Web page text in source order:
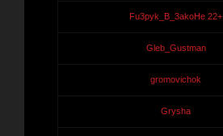
Fu3pyk_B_3akoHe 22+
Gleb_Gustman
gromovichok
Grysha